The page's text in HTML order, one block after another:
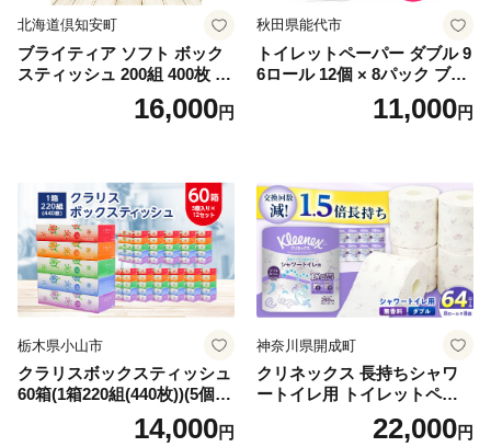
北海道倶知安町
ブライティア ソフト ボック
スティッシュ 200組 400枚 60
箱 日本製 まとめ買い ティッ
シュ リサイクル 長持 防災 常
倶知安町 日用品
16,000円
秋田県能代市
トイレットペーパー ダブル 9
6ロール 12個 × 8パック ブラ
ンカ 再生紙 100％ 芯あり 日
用品 消耗品 無香料 生活用品
11,000円
栃木県小山市
クラリスボックスティッシュ
60箱(1箱220組(440枚))(5個入
り×12セット)【1256759】
14,000円
神奈川県開成町
クリネックス 長持ちシャワ
ートイレ用 トイレットペー
パー（ダブル）64ロール(8ロ
ール×8パック) 開成町 トイレ
22,000円